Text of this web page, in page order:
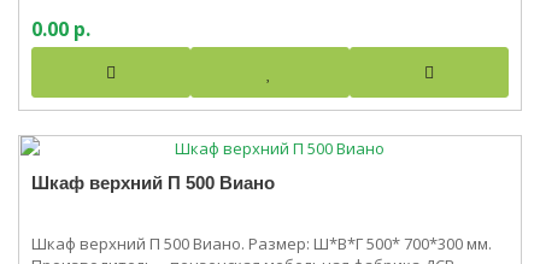
0.00 р.
Шкаф верхний П 500 Виано
Шкаф верхний П 500 Виано. Размер: Ш*В*Г 500* 700*300 мм.